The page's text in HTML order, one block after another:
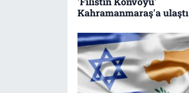
Kahramanmaraş'a ulaştı